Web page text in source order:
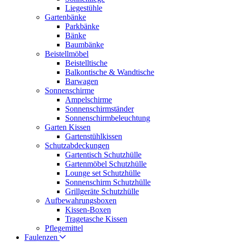
Liegestühle
Gartenbänke
Parkbänke
Bänke
Baumbänke
Beistellmöbel
Beistelltische
Balkontische & Wandtische
Barwagen
Sonnenschirme
Ampelschirme
Sonnenschirmständer
Sonnenschirmbeleuchtung
Garten Kissen
Gartenstühlkissen
Schutzabdeckungen
Gartentisch Schutzhülle
Gartenmöbel Schutzhülle
Lounge set Schutzhülle
Sonnenschirm Schutzhülle
Grillgeräte Schutzhülle
Aufbewahrungsboxen
Kissen-Boxen
Tragetasche Kissen
Pflegemittel
Faulenzen